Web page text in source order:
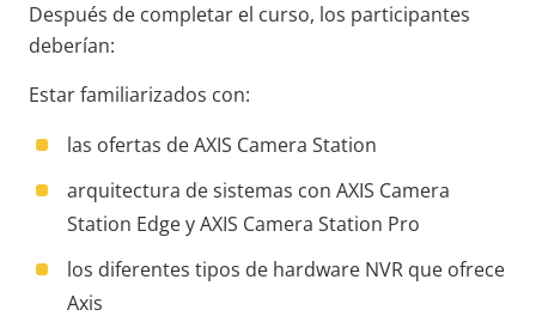
Después de completar el curso, los participantes
deberían:
Estar familiarizados con:
las ofertas de AXIS Camera Station
arquitectura de sistemas con AXIS Camera
Station Edge y AXIS Camera Station Pro
los diferentes tipos de hardware NVR que ofrece
Axis